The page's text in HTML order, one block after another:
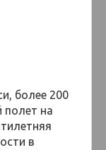
более 200
полет на
в